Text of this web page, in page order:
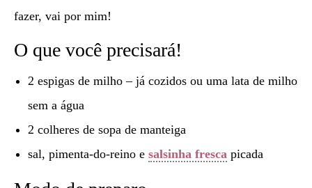
fazer, vai por mim!
O que você precisará!
2 espigas de milho – já cozidos ou uma lata de milho
sem a água
2 colheres de sopa de manteiga
sal, pimenta-do-reino e salsinha fresca picada